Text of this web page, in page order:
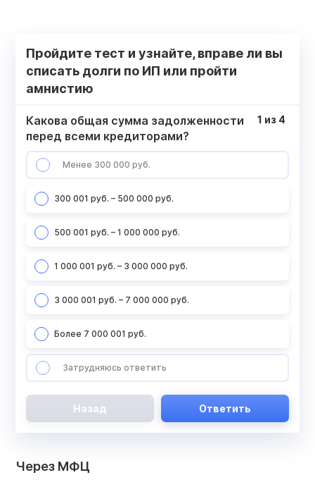
Пройдите тест и узнайте, вправе ли вы
списать долги по ИП или пройти
амнистию
Какова общая сумма задолженности
перед всеми кредиторами?
Менее 300 000 руб.
300 001 руб. – 500 000 руб.
500 001 руб. – 1 000 000 руб.
1 000 001 руб. – 3 000 000 руб.
3 000 001 руб. – 7 000 000 руб.
Более 7 000 001 руб.
Затрудняюсь ответить
1 из 4
Назад Ответить
Через МФЦ